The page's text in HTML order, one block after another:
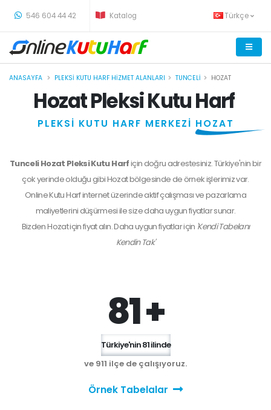
546 604 44 42 Katalog Türkçe
ANASAYFA PLEKSI KUTU HARF HIZMET ALANLARI TUNCELI HOZAT
Hozat Pleksi Kutu Harf
PLEKSİ KUTU HARF MERKEZİ HOZAT
Tunceli Hozat Pleksi Kutu Harfiçin doğru adrestesiniz. Türkiye'nin bir
çok yerinde olduğu gibi Hozat bölgesinde de örnek işlerimiz var.
Online Kutu Harf internet üzerinde aktif çalışması ve pazarlama
maliyetlerini düşürmesi ile size daha uygun fiyatlar sunar.
BizdenHozatiçin fiyat alın. Daha uygun fiyatlar için 'Kendi Tabelanı
Kendin Tak'
81 +
Türkiye'nin 81 ilinde
ve 911 ilçe de çalışıyoruz.
Örnek Tabelalar